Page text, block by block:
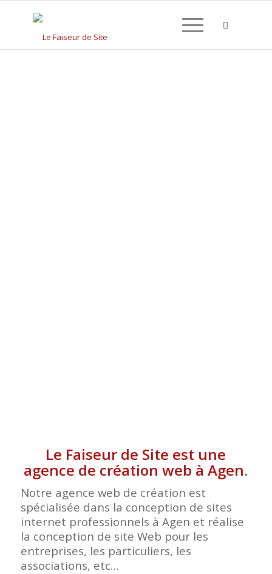
Le Faiseur de Site est une
agence de création web à Agen.
Notre agence web de création est
spécialisée dans la conception de sites
internet professionnels à Agen et réalise
la conception de site Web pour les
entreprises, les particuliers, les
associations, etc…